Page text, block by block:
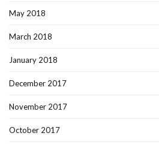
May 2018
March 2018
January 2018
December 2017
November 2017
October 2017